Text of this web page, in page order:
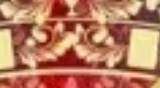
mestiço — esse é o verdadeiro projeto.